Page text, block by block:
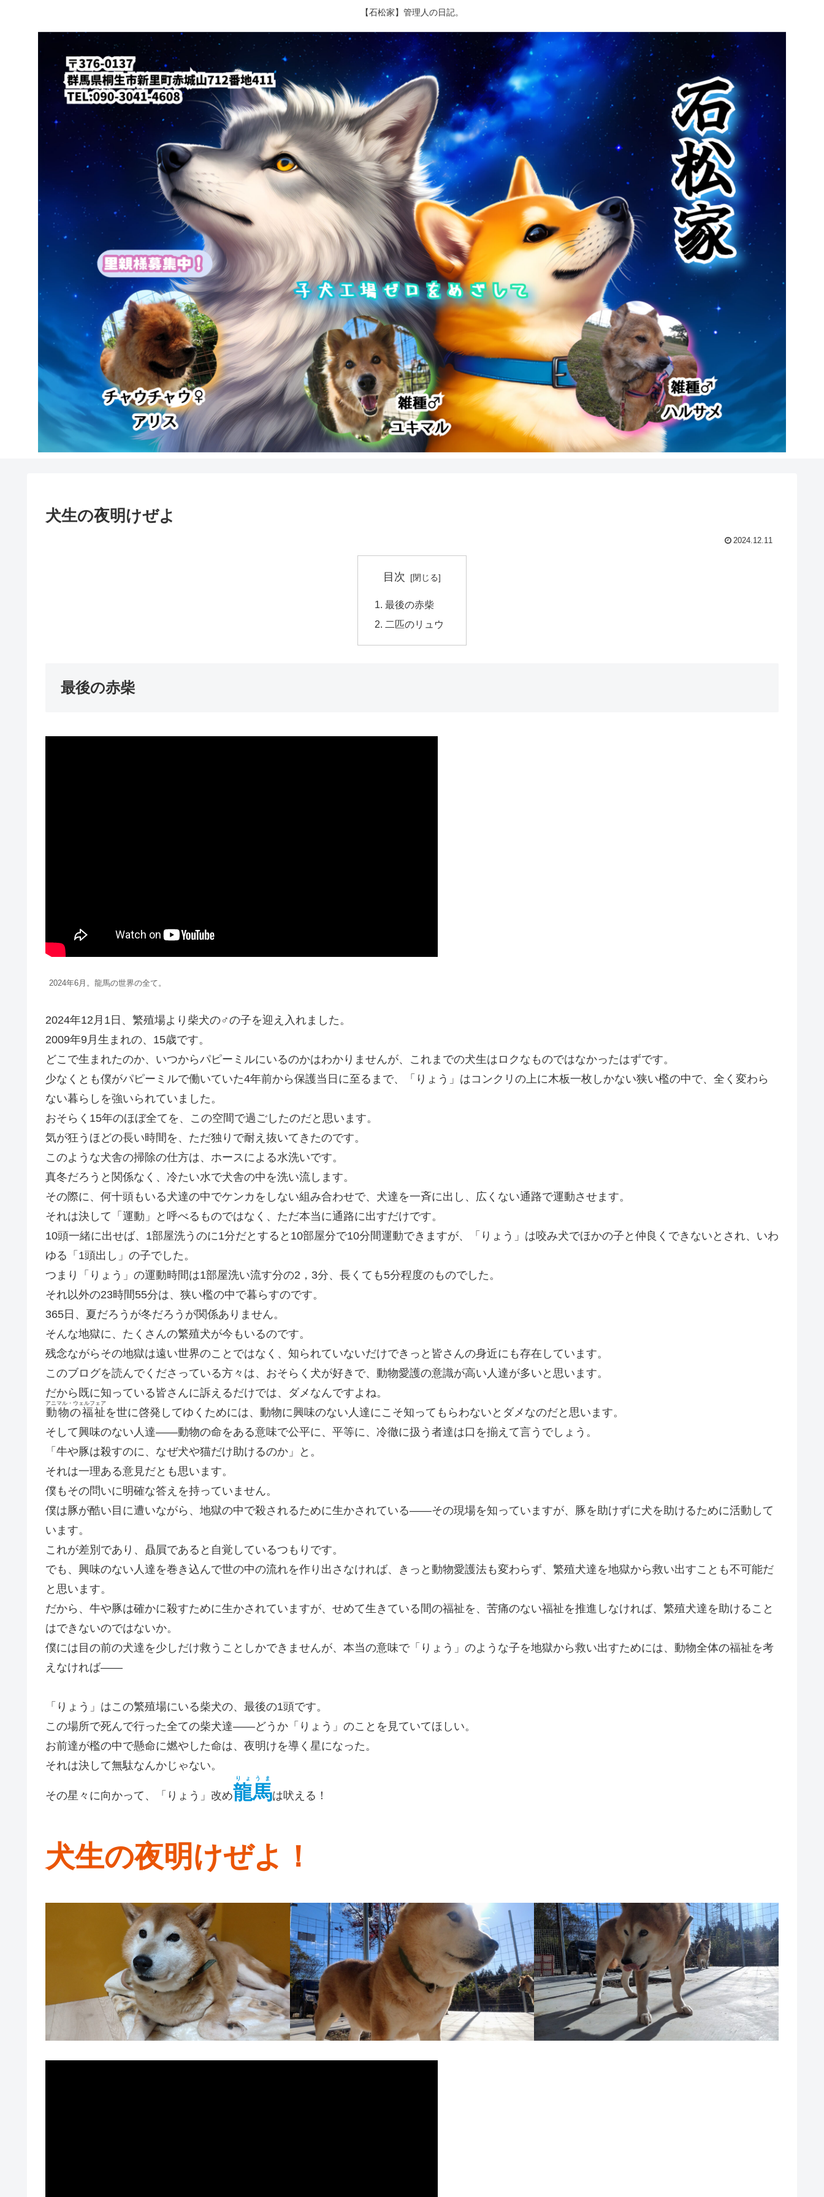
【石松家】管理人の日記。
犬生の夜明けぜよ
2024.12.11
目次
最後の赤柴
二匹のリュウ
最後の赤柴
2024年6月。龍馬の世界の全て。
2024年12月1日、繁殖場より柴犬の♂の子を迎え入れました。
2009年9月生まれの、15歳です。
どこで生まれたのか、いつからパピーミルにいるのかはわかりませんが、これまでの犬生はロクなものではなかったはずです。
少なくとも僕がパピーミルで働いていた4年前から保護当日に至るまで、「りょう」はコンクリの上に木板一枚しかない狭い檻の中で、全く変わら
ない暮らしを強いられていました。
おそらく15年のほぼ全てを、この空間で過ごしたのだと思います。
気が狂うほどの長い時間を、ただ独りで耐え抜いてきたのです。
このような犬舎の掃除の仕方は、ホースによる水洗いです。
真冬だろうと関係なく、冷たい水で犬舎の中を洗い流します。
その際に、何十頭もいる犬達の中でケンカをしない組み合わせで、犬達を一斉に出し、広くない通路で運動させます。
それは決して「運動」と呼べるものではなく、ただ本当に通路に出すだけです。
10頭一緒に出せば、1部屋洗うのに1分だとすると10部屋分で10分間運動できますが、「りょう」は咬み犬でほかの子と仲良くできないとされ、いわ
ゆる「1頭出し」の子でした。
つまり「りょう」の運動時間は1部屋洗い流す分の2，3分、長くても5分程度のものでした。
それ以外の23時間55分は、狭い檻の中で暮らすのです。
365日、夏だろうが冬だろうが関係ありません。
そんな地獄に、たくさんの繁殖犬が今もいるのです。
残念ながらその地獄は遠い世界のことではなく、知られていないだけできっと皆さんの身近にも存在しています。
このブログを読んでくださっている方々は、おそらく犬が好きで、動物愛護の意識が高い人達が多いと思います。
だから既に知っている皆さんに訴えるだけでは、ダメなんですよね。
動物の福祉
アニマル・ウェルフェア
を世に啓発してゆくためには、動物に興味のない人達にこそ知ってもらわないとダメなのだと思います。
そして興味のない人達――動物の命をある意味で公平に、平等に、冷徹に扱う者達は口を揃えて言うでしょう。
「牛や豚は殺すのに、なぜ犬や猫だけ助けるのか」と。
それは一理ある意見だとも思います。
僕もその問いに明確な答えを持っていません。
僕は豚が酷い目に遭いながら、地獄の中で殺されるために生かされている――その現場を知っていますが、豚を助けずに犬を助けるために活動して
います。
これが差別であり、贔屓であると自覚しているつもりです。
でも、興味のない人達を巻き込んで世の中の流れを作り出さなければ、きっと動物愛護法も変わらず、繁殖犬達を地獄から救い出すことも不可能だ
と思います。
だから、牛や豚は確かに殺すために生かされていますが、せめて生きている間の福祉を、苦痛のない福祉を推進しなければ、繁殖犬達を助けること
はできないのではないか。
僕には目の前の犬達を少しだけ救うことしかできませんが、本当の意味で「りょう」のような子を地獄から救い出すためには、動物全体の福祉を考
えなければ――
「りょう」はこの繁殖場にいる柴犬の、最後の1頭です。
この場所で死んで行った全ての柴犬達――どうか「りょう」のことを見ていてほしい。
お前達が檻の中で懸命に燃やした命は、夜明けを導く星になった。
それは決して無駄なんかじゃない。
その星々に向かって、「りょう」改め龍馬
りょうま
は吠える！
犬生の夜明けぜよ！